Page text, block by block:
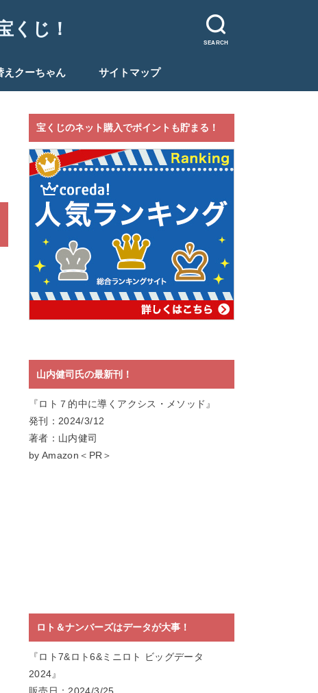
SEARCH
くじ！
えクーちゃん サイトマップ
宝くじのネット購入でポイントも貯まる！
山内健司氏の最新刊！
『ロト７的中に導くアクシス・メソッド』
発刊：2024/3/12
著者：山内健司
by Amazon＜PR＞
ロト＆ナンバーズはデータが大事！
『ロト7&ロト6&ミニロト ビッグデータ
2024』